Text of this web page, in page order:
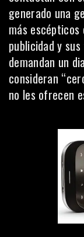
generado una
más
publicidad y
demandan un
consideran
no les ofrecen